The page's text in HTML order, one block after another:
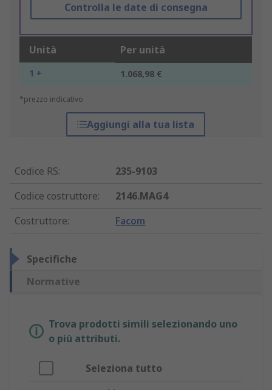
Controlla le date di consegna
Unità Per unità
1 + 1.068,98 €
*prezzo indicativo
Aggiungi alla tua lista
Codice RS:
235-9103
Codice costruttore:
2146.MAG4
Costruttore: Facom
Specifiche
Normative
Trova prodotti simili selezionando uno
o più attributi.
Seleziona tutto